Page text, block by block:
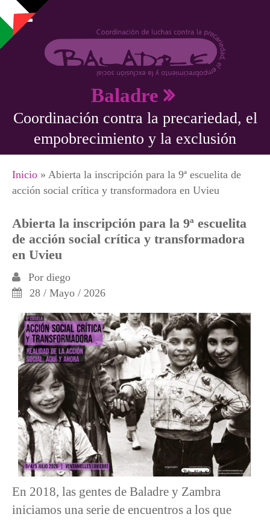
Pasar al contenido principal
Baladre
Coordinación contra la precariedad, el
empobrecimiento y la exclusión
Se encuentra usted aquí
Inicio » Abierta la inscripción para la 9ª escuelita de
acción social crítica y transformadora en Uvieu
Abierta la inscripción para la 9ª escuelita
de acción social crítica y transformadora
en Uvieu
Por diego
28 / Mayo / 2026
En 2018, las gentes de Baladre y Zambra
iniciamos una serie de encuentros a los que